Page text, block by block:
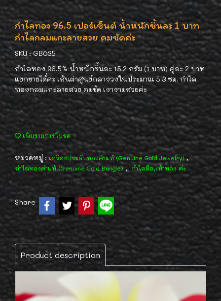
กำไลทอง 96.5 เปอร์เซ็นต์ น้ำหนักชิ้นละ 1 บาท
กำไลกลมแกะลายสวย คมชัดค่ะ
SKU : GB035
กำไลทอง 96.5% น้ำหนักชิ้นละ 15.2 กรัม (1 บาท) คู่ละ 2 บาท
แยกขายได้่ค่ะ เส้นผ่าศูนย์กลางวงในประมาณ 5.3 ซม. กำไล
ทองกลมแกะลายสวย คมชัด เงางามสวยค่ะ
เพิ่มรายการโปรด
หมวดหมู่ : เครื่องประดับทองคำแท้ (Genuine Gold Jewelry),
กำไลทองคำแท้ (Genuine Gold Bangle) , กำไลมือ,เท้าทอง ค่ะ
Share
Product description